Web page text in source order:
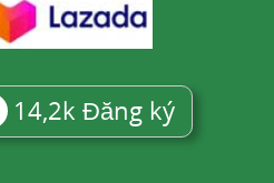
14,2k Đăng ký